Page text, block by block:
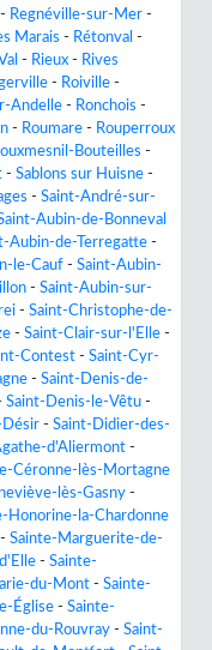
- Regnéville-sur-Mer -
Marais - Rétonval -
- Rieux - Rives
- Roiville -
Andelle - Ronchois -
- Roumare - Rouperroux
Bouteilles -
- Sablons sur Huisne -
- Saint-André-sur-
Aubin-de-Bonneval
Aubin-de-Terregatte -
le-Cauf - Saint-Aubin-
- Saint-Aubin-sur-
- Saint-Christophe-de-
- Saint-Clair-sur-l'Elle -
Contest - Saint-Cyr-
- Saint-Denis-de-
Saint-Denis-le-Vêtu -
Désir - Saint-Didier-des-
d'Aliermont -
Céronne-lès-Mortagne
lès-Gasny -
Honorine-la-Chardonne
- Sainte-Marguerite-de-
- Sainte-
du-Mont - Sainte-
Église - Sainte-
du-Rouvray - Saint-